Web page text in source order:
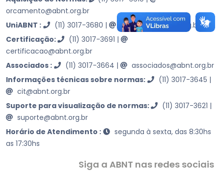
orcamento@abnt.org.br
UniABNT :
(11) 3017-3680 |
educacao@abnt.org.br
Certificação:
(11) 3017-3691 |
certificacao@abnt.org.br
Associados :
(11) 3017-3664 |
associados@abnt.org.br
Informações técnicas sobre normas:
(11) 3017-3645 |
cit@abnt.org.br
Suporte para visualização de normas:
(11) 3017-3621 |
suporte@abnt.org.br
Horário de Atendimento :
segunda à sexta, das 8:30hs
as 17:30hs
Siga a ABNT nas redes sociais